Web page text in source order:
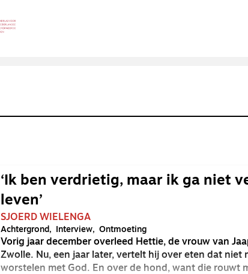
‘Ik ben verdrietig, maar ik ga niet
leven’
SJOERD WIELENGA
Achtergrond Interview Ontmoeting
Vorig jaar december overleed Hettie, de vrouw van
Zwolle. Nu, een jaar later, vertelt hij over eten dat niet
worstelen met God. En over de hond, want die rouwt